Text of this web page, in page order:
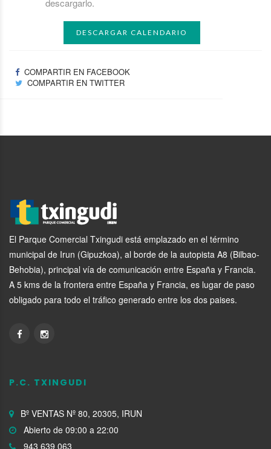
descargarlo.
DESCARGAR CALENDARIO
COMPARTIR EN FACEBOOK
COMPARTIR EN TWITTER
El Parque Comercial Txingudi está emplazado en el término
municipal de Irun (Gipuzkoa), al borde de la autopista A8 (Bilbao-
Behobia), principal vía de comunicación entre España y Francia.
A 5 kms de la frontera entre España y Francia, es lugar de paso
obligado para todo el tráfico generado entre los dos paises.
P.C. TXINGUDI
Bº VENTAS Nº 80, 20305, IRUN
Abierto de 09:00 a 22:00
943 639 063